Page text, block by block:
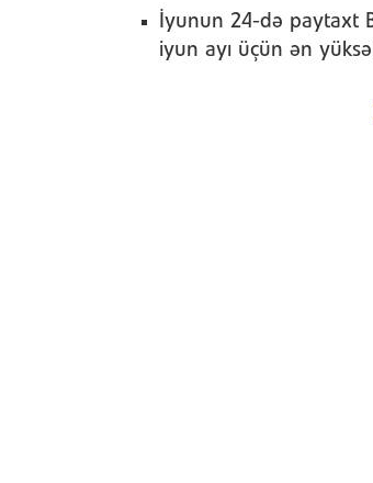
İyunun 24-də paytaxt
iyun ayı üçün ən